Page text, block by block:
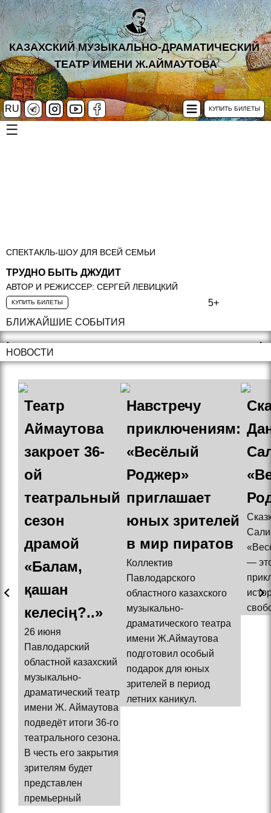
RU КУПИТЬ БИЛЕТЫ
КАЗАХСКИЙ МУЗЫКАЛЬНО-ДРАМАТИЧЕСКИЙ
ТЕАТР ИМЕНИ Ж.АЙМАУТОВА
☰
СПЕКТАКЛЬ-ШОУ ДЛЯ ВСЕЙ СЕМЬИ
ТРУДНО БЫТЬ ДЖУДИТ
АВТОР И РЕЖИССЕР: СЕРГЕЙ ЛЕВИЦКИЙ
КУПИТЬ БИЛЕТЫ
5+
БЛИЖАЙШИЕ СОБЫТИЯ
НОВОСТИ
Театр
Аймаутова
закроет 36-
ой
театральный
сезон
драмой
«Балам,
қашан
келесің?..»
26 июня
Павлодарский
областной казахский
музыкально-
драматический театр
имени Ж. Аймаутова
подведёт итоги 36-го
театрального сезона.
В честь его закрытия
зрителям будет
представлен
премьерный
Навстречу
приключениям:
«Весёлый
Роджер»
приглашает
юных зрителей
в мир пиратов
Коллектив
Павлодарского
областного казахского
музыкально-
драматического театра
имени Ж.Аймаутова
подготовил особый
подарок для юных
зрителей в период
летних каникул.
—